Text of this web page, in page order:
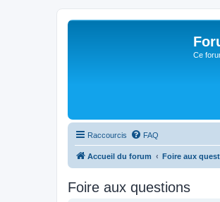
Ce
Raccourcis FAQ
Accueil du forum Foire aux
Foire aux questions